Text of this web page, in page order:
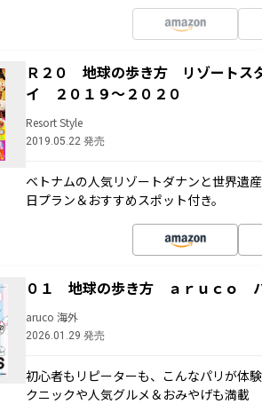
Ｒ２０ 地球の歩き方 リゾート
イ ２０１９～２０２０
Resort Style
2019.05.22 発売
ベトナムの人気リゾートダナンと世界遺
日プラン＆おすすめスポット付き。
０１ 地球の歩き方 ａｒｕｃｏ
aruco 海外
2026.01.29 発売
初心者もリピーターも、こんなパリが体
クニックや人気グルメ＆おみやげも満載